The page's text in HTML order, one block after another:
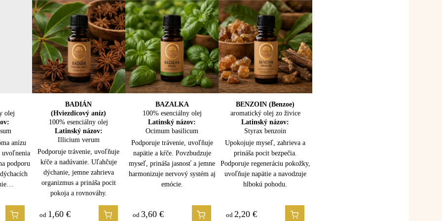
do dlane
oleja
alebo mliekom)
stíšení
kúpeľov
harmonizačných kompozícií
zvierat
olej
anízu
uvoľnenia
podporu
BADIÁN
(Hviezdicový aníz)
100% esenciálny olej
Latinský názov:
Illicium verum
Podporuje trávenie, uvoľňuje
kŕče a nadúvanie. Uľahčuje
dýchanie, jemne zahrieva
organizmus a prináša pocit
pokoja a rovnováhy.
od 1,60 €
BAZALKA
100% esenciálny olej
Latinský názov:
Ocimum basilicum
Podporuje trávenie, uvoľňuje
napätie a kŕče. Povzbudzuje
myseľ, prináša jasnosť a jemne
harmonizuje nervový systém aj
emócie.
od3,60 €
BENZOIN (Benzoe)
aromatický olej zo živice
Latinský názov:
Styrax benzoin
Upokojuje myseľ, zahrieva a
prináša pocit bezpečia.
Podporuje regeneráciu pokožky,
uvoľňuje napätie a navodzuje
hlbokú pohodu.
od2,20 €
olej
pocit
BOROVICA LESNÁ
100% esenciálny olej
Latinský názov:
Pinus sylvestris
Podporuje dýchanie, prečisťuje
vzduch a posilňuje imunitu.
Uvoľňuje svaly, osviežuje myseľ
a prináša pocit sily a sviežosti.
od 1,80 €
BREZA
100% esenciálny olej
Latinský názov:
Betula lenta
Prekrvuje, uvoľňuje svaly a kĺby.
Podporuje detoxikáciu, osviežuje
telo a prináša pocit úľavy,
vitality a vnútornej sily.
od2,50 €
CÉDROVÉ DREVO
(Atlas cedar)
100% esenciálny olej
Latinský názov:
Cedrus atlantica
Upokojuje myseľ, uzemňuje a
uvoľňuje napätie. Podporuje
dýchanie, starostlivosť o
pokožku a prináša pocit stability
od1,50 €
olej
vzduch,
hmyz.
uvoľňuje
a